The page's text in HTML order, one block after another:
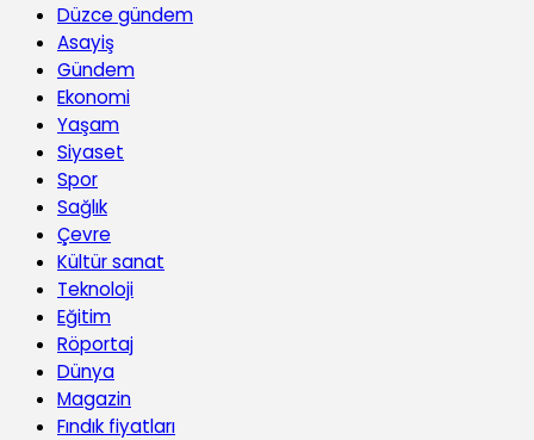
Düzce gündem
Asayiş
Gündem
Ekonomi
Yaşam
Siyaset
Spor
Sağlık
Çevre
Kültür sanat
Teknoloji
Eğitim
Röportaj
Dünya
Magazin
Fındık fiyatları